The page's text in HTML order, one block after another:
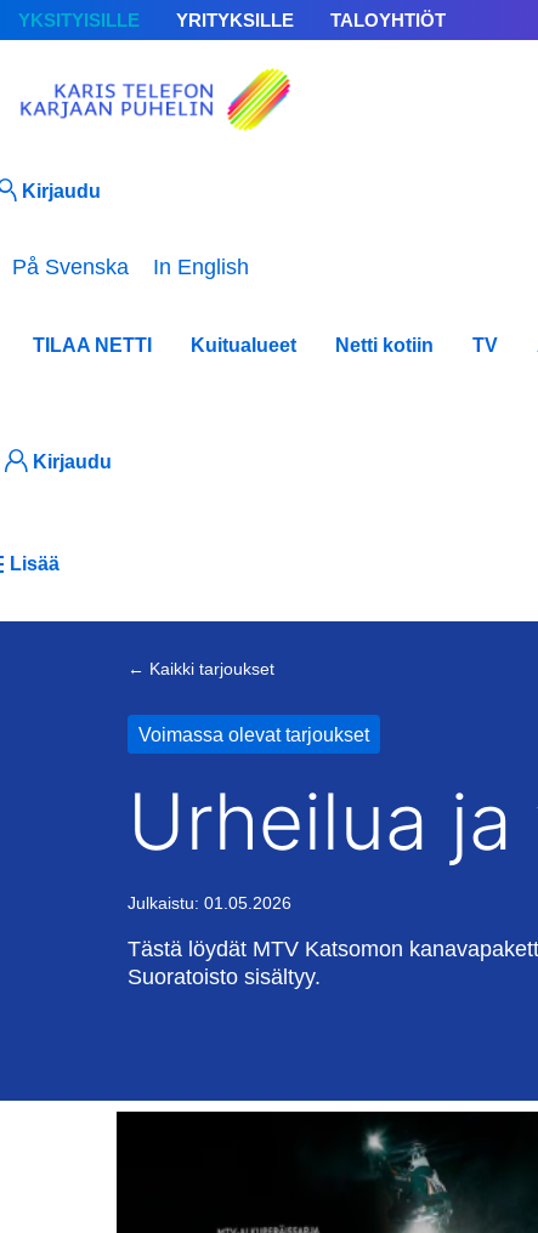
YKSITYISILLE YRITYKSILLE TALOYHTIÖT
Kirjaudu
Valitse kieli
På Svenska In English
TILAA NETTI Kuitualueet Netti kotiin TV
Kirjaudu
Lisää
← Kaikki tarjoukset
Voimassa olevat tarjoukset
Urheilua
Julkaistu: 01.05.2026
Tästä löydät MTV Katsomon
Suoratoisto sisältyy.